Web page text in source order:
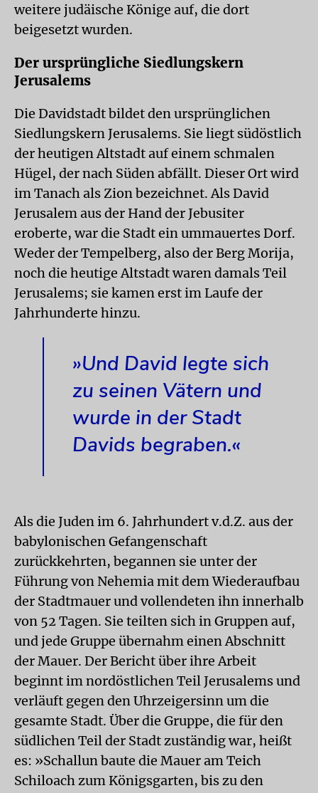
weitere judäische Könige auf, die dort
beigesetzt wurden.
Der ursprüngliche Siedlungskern
Jerusalems
Die Davidstadt bildet den ursprünglichen
Siedlungskern Jerusalems. Sie liegt südöstlich
der heutigen Altstadt auf einem schmalen
Hügel, der nach Süden abfällt. Dieser Ort wird
im Tanach als Zion bezeichnet. Als David
Jerusalem aus der Hand der Jebusiter
eroberte, war die Stadt ein ummauertes Dorf.
Weder der Tempelberg, also der Berg Morija,
noch die heutige Altstadt waren damals Teil
Jerusalems; sie kamen erst im Laufe der
Jahrhunderte hinzu.
»Und David legte sich
zu seinen Vätern und
wurde in der Stadt
Davids begraben.«
Als die Juden im 6. Jahrhundert v.d.Z. aus der
babylonischen Gefangenschaft
zurückkehrten, begannen sie unter der
Führung von Nehemia mit dem Wiederaufbau
der Stadtmauer und vollendeten ihn innerhalb
von 52 Tagen. Sie teilten sich in Gruppen auf,
und jede Gruppe übernahm einen Abschnitt
der Mauer. Der Bericht über ihre Arbeit
beginnt im nordöstlichen Teil Jerusalems und
verläuft gegen den Uhrzeigersinn um die
gesamte Stadt. Über die Gruppe, die für den
südlichen Teil der Stadt zuständig war, heißt
es: »Schallun baute die Mauer am Teich
Schiloach zum Königsgarten, bis zu den